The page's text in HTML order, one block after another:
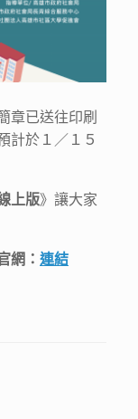
章已送往印刷
計於１／１５
上版》讓大家
網： 連結